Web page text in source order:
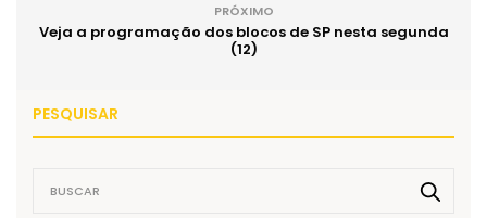
PRÓXIMO
Veja a programação dos blocos de SP nesta segunda
(12)
PESQUISAR